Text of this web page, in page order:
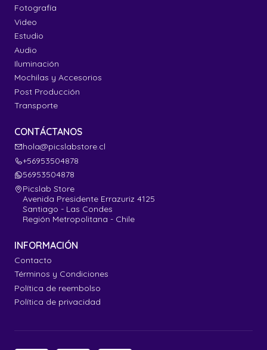
Fotografía
Video
Estudio
Audio
Iluminación
Mochilas y Accesorios
Post Producción
Transporte
CONTÁCTANOS
hola@picslabstore.cl
+56953504878
56953504878
Picslab Store
Avenida Presidente Errazuriz 4125
Santiago - Las Condes
Región Metropolitana - Chile
INFORMACIÓN
Contacto
Términos y Condiciones
Política de reembolso
Política de privacidad